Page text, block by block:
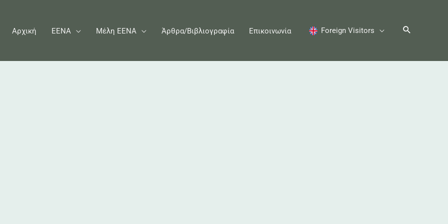
Αρχική ΕΕΝΑ Μέλη ΕΕΝΑ Άρθρα/Βιβλιογραφία Επικοινωνία Foreign Visitors